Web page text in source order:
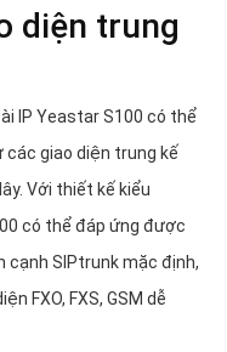
diện trung
IP Yeastar S100 có thể
các giao diện trung kế
Với thiết kế kiểu
có thể đáp ứng được
cạnh SIPtrunk mặc định,
FXO, FXS, GSM dễ